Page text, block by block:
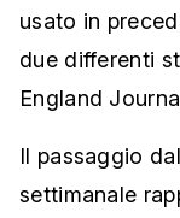
usato in
due differenti
England
Il passaggio
settimanale